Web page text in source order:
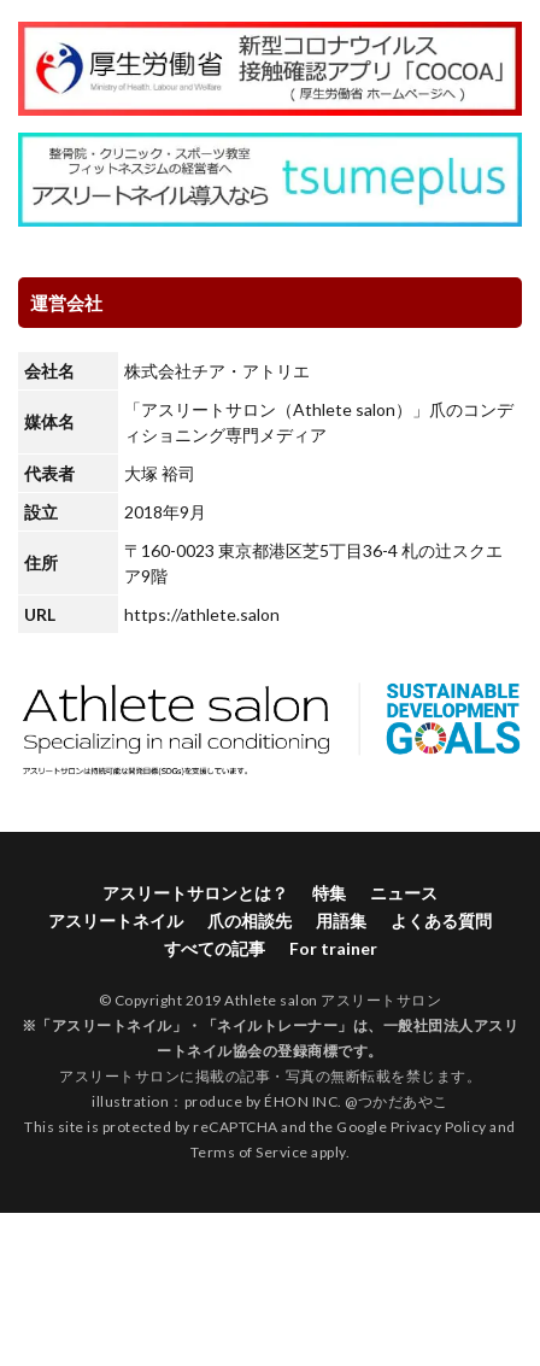
運営会社
会社名 株式会社チア・アトリエ
媒体名
「アスリートサロン（Athlete salon）」爪のコンデ
ィショニング専門メディア
代表者
大塚 裕司
設立
2018年9月
住所
〒160-0023 東京都港区芝5丁目36-4 札の辻スクエ
ア9階
URL
https://athlete.salon
アスリートサロンとは？ 特集
ニュース
アスリートネイル
爪の相談先 用語集
よくある質問
すべての記事
For trainer
© Copyright 2019 Athlete salon アスリートサロン
※「アスリートネイル」・「ネイルトレーナー」は、 一般社団法人アスリ
ートネイル協会の登録商標です。
アスリートサロンに掲載の記事・写真の無断転載を禁じます。
illustration：produce by ÉHON INC. @つかだあやこ
This site is protected by reCAPTCHA and the Google Privacy Policy and
Terms of Service apply.